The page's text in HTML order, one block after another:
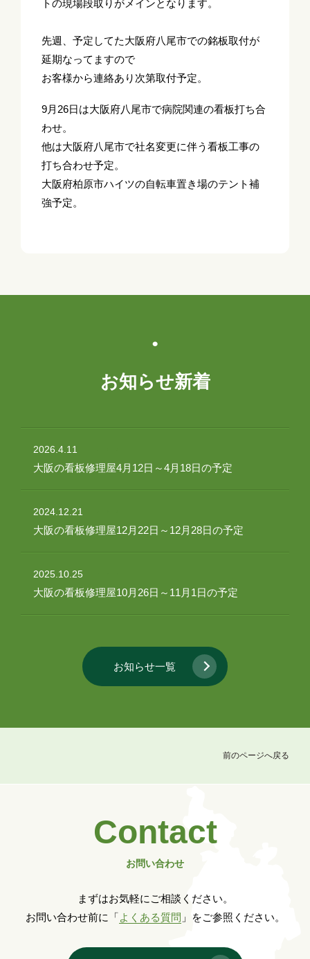
トの現場段取りがメインとなります。
先週、予定してた大阪府八尾市での銘板取付が
延期なってますので
お客様から連絡あり次第取付予定。
9月26日は大阪府八尾市で病院関連の看板打ち合
わせ。
他は大阪府八尾市で社名変更に伴う看板工事の
打ち合わせ予定。
大阪府柏原市ハイツの自転車置き場のテント補
強予定。
お知らせ新着
2026.4.11
大阪の看板修理屋4月12日～4月18日の予定
2024.12.21
大阪の看板修理屋12月22日～12月28日の予定
2025.10.25
大阪の看板修理屋10月26日～11月1日の予定
お知らせ一覧
前のページへ戻る
Contact
お問い合わせ
まずはお気軽にご相談ください。
お問い合わせ前に「よくある質問 」をご参照ください。